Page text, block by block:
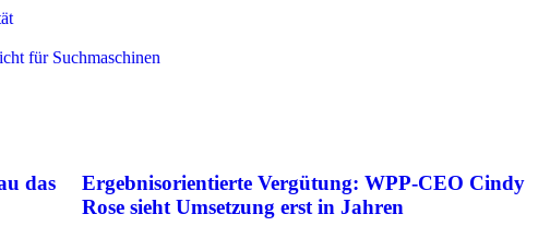
für Suchmaschinen
das
Ergebnisorientierte Vergütung: WPP-CEO Cindy
Rose sieht Umsetzung erst in Jahren